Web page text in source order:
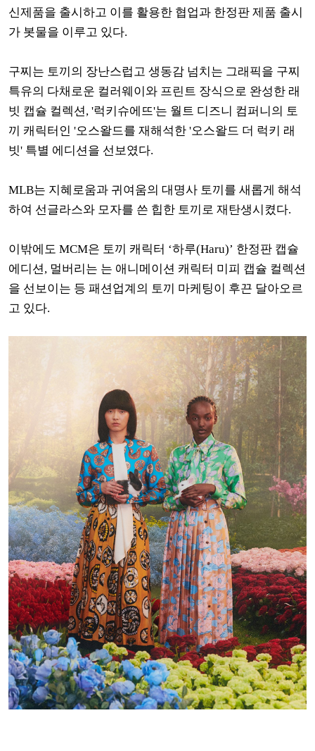
신제품을 출시하고 이를 활용한 협업과 한정판 제품 출시
가 봇물을 이루고 있다.
구찌는 토끼의 장난스럽고 생동감 넘치는 그래픽을 구찌
특유의 다채로운 컬러웨이와 프린트 장식으로 완성한 래
빗 캡슐 컬렉션, '럭키슈에뜨'는 월트 디즈니 컴퍼니의 토
끼 캐릭터인 '오스왈드를 재해석한 '오스왈드 더 럭키 래
빗' 특별 에디션을 선보였다.
MLB는 지혜로움과 귀여움의 대명사 토끼를 새롭게 해석
하여 선글라스와 모자를 쓴 힙한 토끼로 재탄생시켰다.
이밖에도 MCM은 토끼 캐릭터 ‘하루(Haru)’ 한정판 캡슐
에디션, 멀버리는 는 애니메이션 캐릭터 미피 캡슐 컬렉션
을 선보이는 등 패션업계의 토끼 마케팅이 후끈 달아오르
고 있다.